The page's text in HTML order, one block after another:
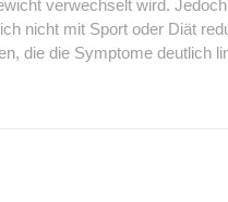
verwechselt wird.
nicht mit Sport oder Diät
die die Symptome deutlich